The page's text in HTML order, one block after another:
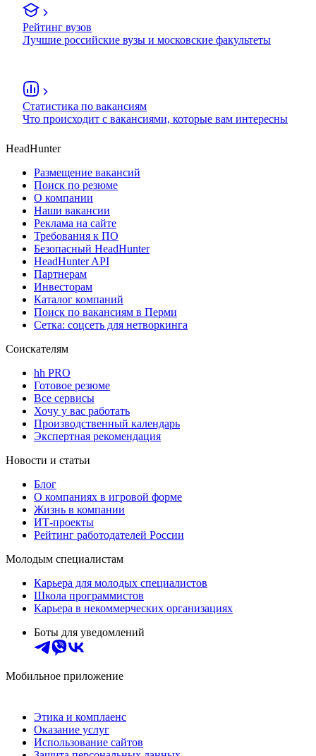
Рейтинг вузов
Лучшие российские вузы и московские факультеты
Статистика по вакансиям
Что происходит с вакансиями, которые вам интересны
HeadHunter
Размещение вакансий
Поиск по резюме
О компании
Наши вакансии
Реклама на сайте
Требования к ПО
Безопасный HeadHunter
HeadHunter API
Партнерам
Инвесторам
Каталог компаний
Поиск по вакансиям в Перми
Сетка: соцсеть для нетворкинга
Соискателям
hh PRO
Готовое резюме
Все сервисы
Хочу у вас работать
Производственный календарь
Экспертная рекомендация
Новости и статьи
Блог
О компаниях в игровой форме
Жизнь в компании
ИТ-проекты
Рейтинг работодателей России
Молодым специалистам
Карьера для молодых специалистов
Школа программистов
Карьера в некоммерческих организациях
Боты для уведомлений
Мобильное приложение
Этика и комплаенс
Оказание услуг
Использование сайтов